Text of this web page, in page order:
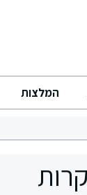
המלצות